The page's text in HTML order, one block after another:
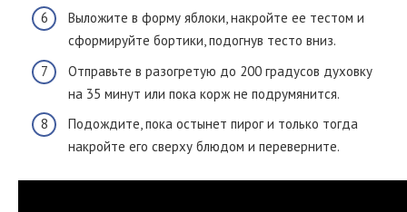
Выложите в форму яблоки, накройте ее тестом и
сформируйте бортики, подогнув тесто вниз.
Отправьте в разогретую до 200 градусов духовку
на 35 минут или пока корж не подрумянится.
Подождите, пока остынет пирог и только тогда
накройте его сверху блюдом и переверните.